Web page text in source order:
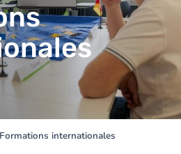
Formations internationales